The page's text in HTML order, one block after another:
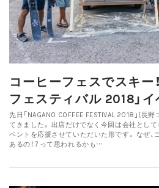
コーヒーフェスでスキー
フェスティバル 2018」
先日「NAGANO COFFEE FESTIVAL 2018」(長
てきました。 出店だけでなく今回は会社とし
ベントを応援させていただいた形です。 なぜ、
あるの！？って思われるかも…